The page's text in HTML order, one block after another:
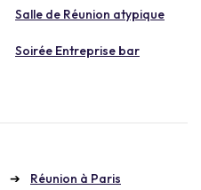
Salle de Réunion atypique
Soirée Entreprise bar
Réunion à Paris